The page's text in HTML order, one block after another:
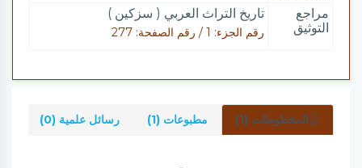
مراجع
التوثيق
تاريخ التراث العربي ( سزكين )
رقم الجزء: 1 / رقم الصفحة: 277
المخطوطات (1) مطبوعات (1) رسائل علمية (0)